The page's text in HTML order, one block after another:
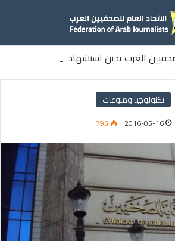
العرب يدين استشهاد
باستهداف إسرائيلي وسط قطاع غزة
تكنولوجيا ومنوعات
2016-05-16
795